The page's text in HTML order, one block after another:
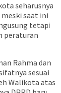
seharusnya
saat ini
tetapi
peraturan
Rahma dan
sesuai
Walikota atas